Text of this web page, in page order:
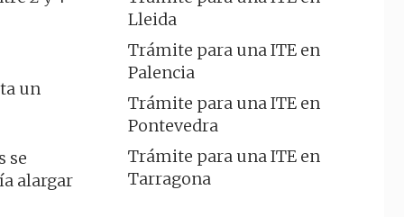
un
se
alargar
Lleida
Trámite para una ITE en
Palencia
Trámite para una ITE en
Pontevedra
Trámite para una ITE en
Tarragona